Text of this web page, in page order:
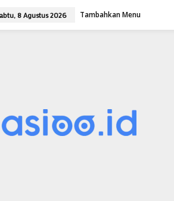
8 Agustus 2026 Tambahkan Menu